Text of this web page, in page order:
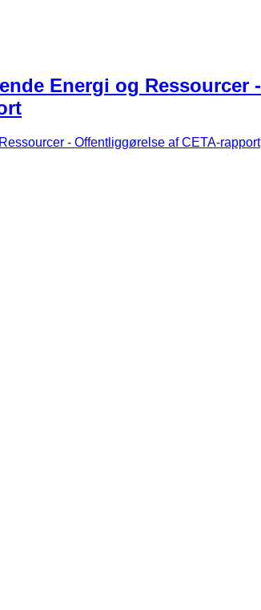
Energi og Ressourcer -